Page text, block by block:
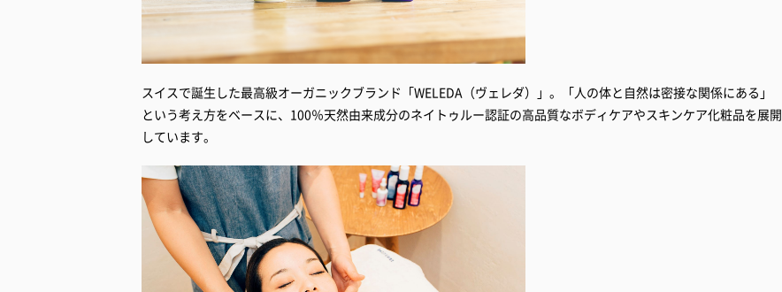
スイスで誕生した最高級オーガニックブランド「WELEDA（ヴェレダ）」。「人の体と自然は密接な関係にある」
という考え方をベースに、100％天然由来成分のネイトゥルー認証の高品質なボディケアやスキンケア化粧品を展開
しています。